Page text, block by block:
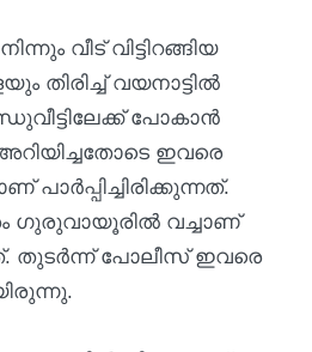
വീട് വിട്ടിറങ്ങിയ
തിരിച്ച്‌ വയനാട്ടില്‍
പോകാൻ
ഇവരെ
പാര്‍പ്പിച്ചിരിക്കുന്നത്.
ഗുരുവായൂരില്‍ വച്ചാണ്
തുടര്‍ന്ന് പോലീസ് ഇവരെ